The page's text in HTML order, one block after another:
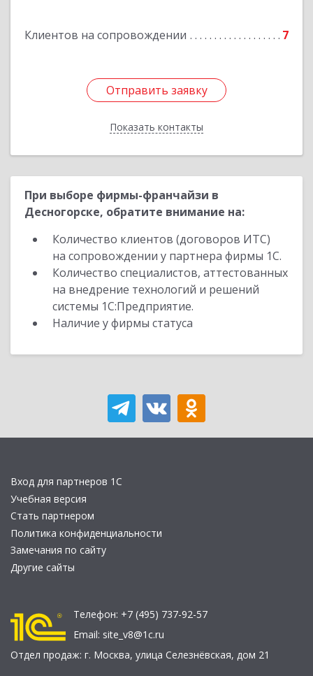
Клиентов на сопровождении 7
Отправить заявку
Показать контакты
Отправить заявку
Назад
При выборе фирмы-франчайзи в
Десногорске, обратите внимание на:
Количество клиентов (договоров ИТС)
на сопровождении у партнера фирмы 1С.
Количество специалистов, аттестованных
на внедрение технологий и решений
системы 1С:Предприятие.
Наличие у фирмы статуса
Вход для партнеров 1С
Учебная версия
Стать партнером
Политика конфиденциальности
Замечания по сайту
Другие сайты
Телефон: +7 (495) 737-92-57
Email: site_v8@1c.ru
Отдел продаж: г. Москва, улица Селезнёвская, дом 21